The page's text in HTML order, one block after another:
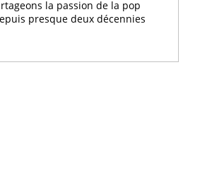
la passion de la pop
presque deux décennies